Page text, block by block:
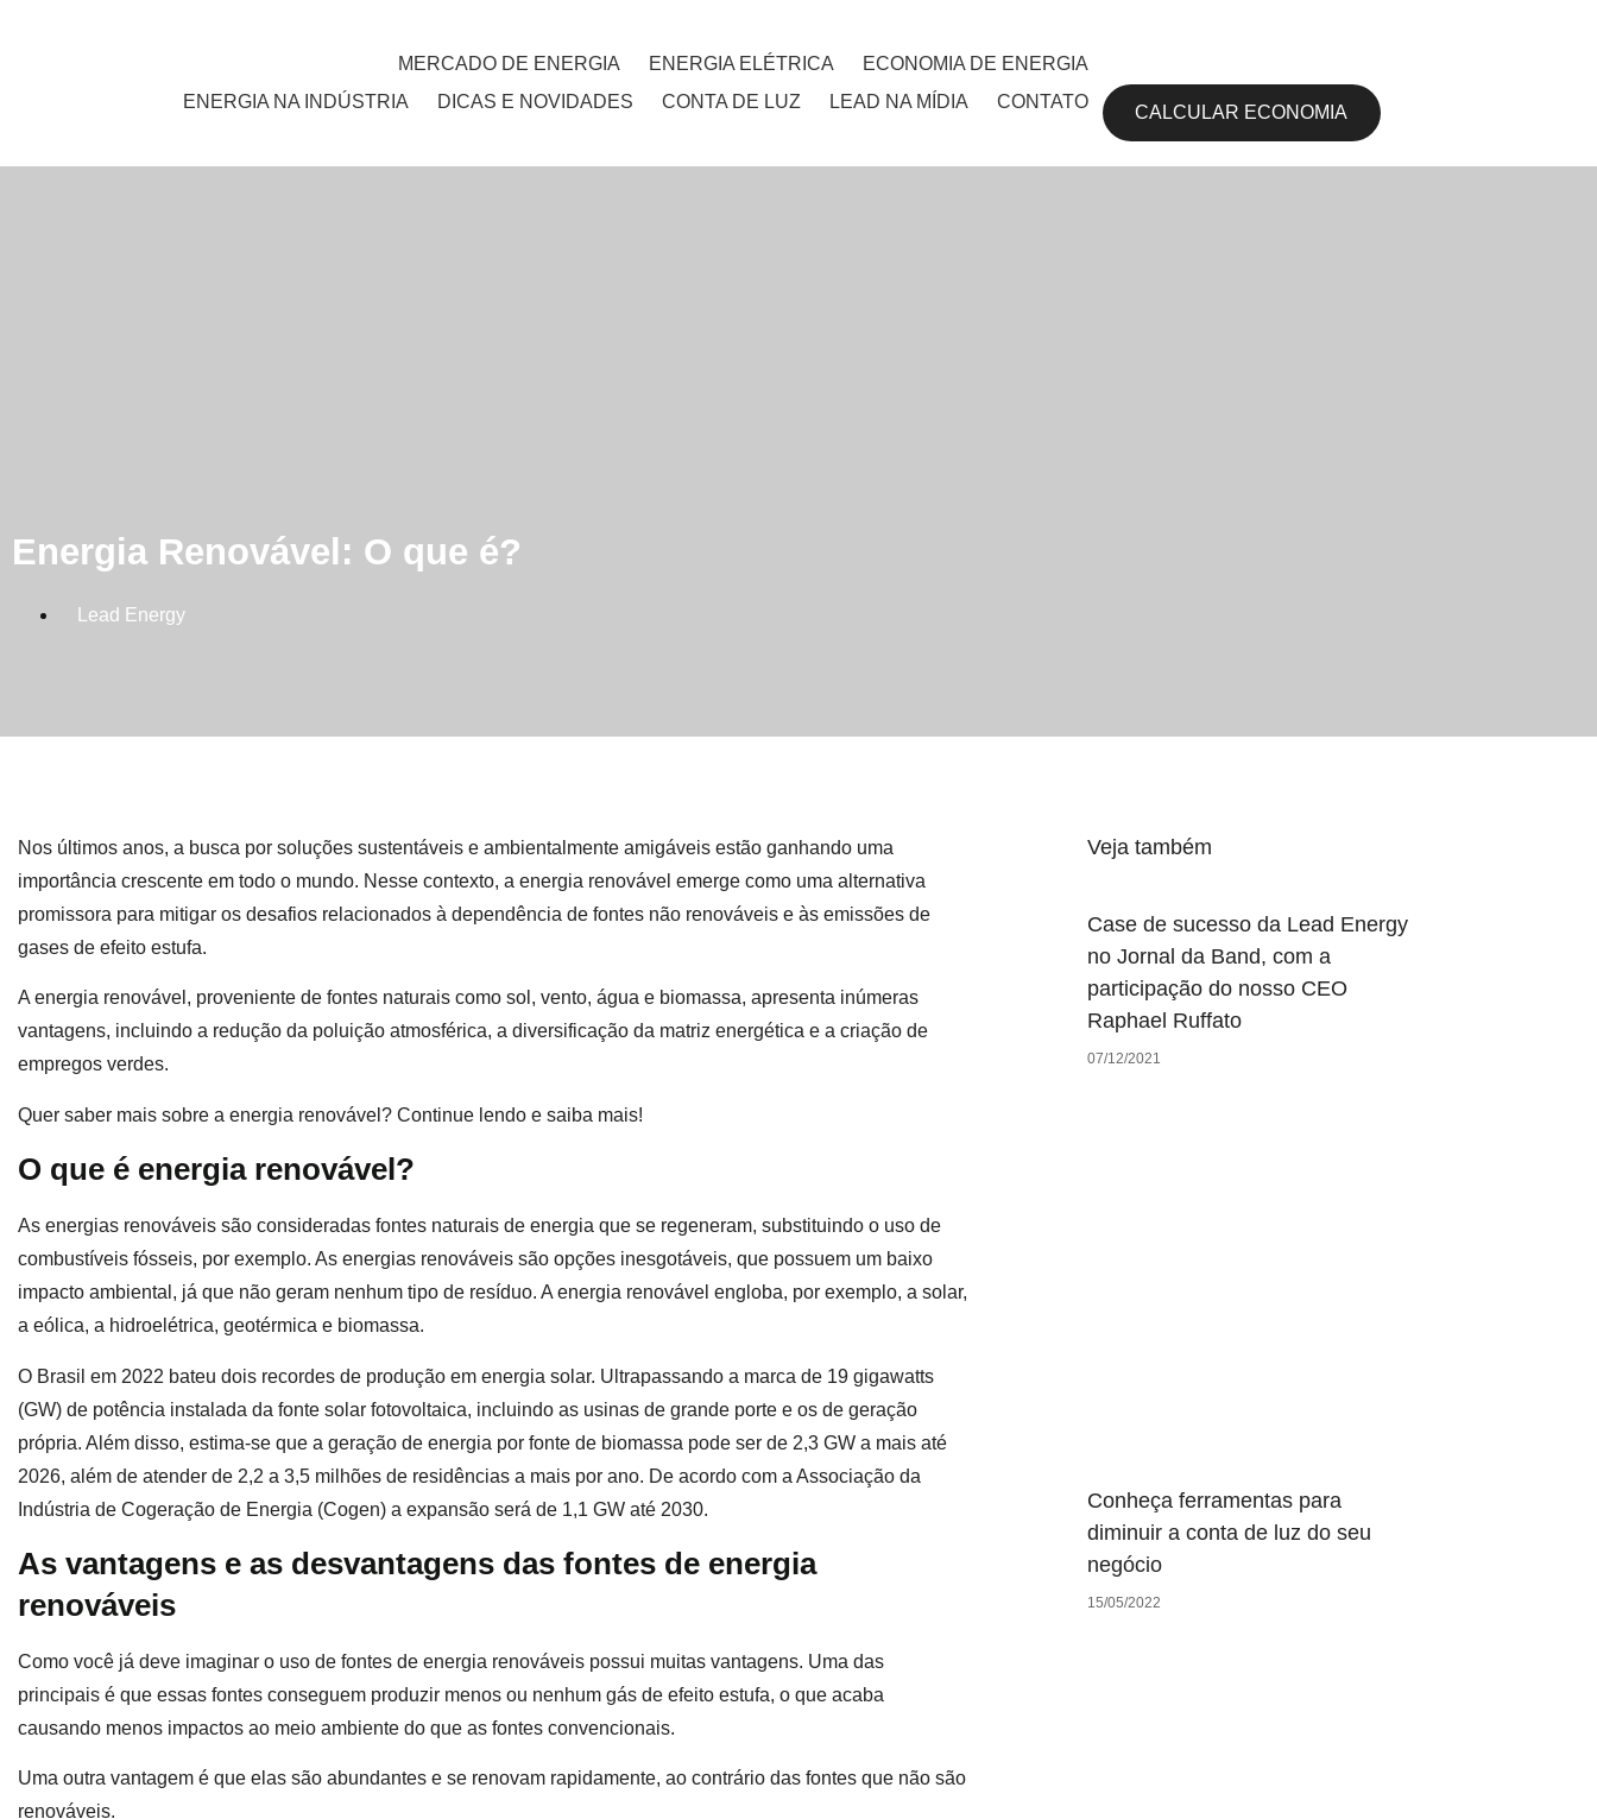
MERCADO DE ENERGIA ENERGIA ELÉTRICA
ECONOMIA DE ENERGIA
ENERGIA NA INDÚSTRIA
DICAS E NOVIDADES CONTA DE LUZ LEAD NA MÍDIA CONTATO
CALCULAR ECONOMIA
Energia Renovável: O que é?
Lead Energy
Nos últimos anos, a busca por soluções sustentáveis e ambientalmente amigáveis estão ganhando uma
importância crescente em todo o mundo. Nesse contexto, a energia renovável emerge como uma alternativa
promissora para mitigar os desafios relacionados à dependência de fontes não renováveis e às emissões de
gases de efeito estufa.
A energia renovável, proveniente de fontes naturais como sol, vento, água e biomassa, apresenta inúmeras
vantagens, incluindo a redução da poluição atmosférica, a diversificação da matriz energética e a criação de
empregos verdes.
Quer saber mais sobre a energia renovável? Continue lendo e saiba mais!
O que é energia renovável?
As energias renováveis são consideradas fontes naturais de energia que se regeneram, substituindo o uso de
combustíveis fósseis, por exemplo. As energias renováveis são opções inesgotáveis, que possuem um baixo
impacto ambiental, já que não geram nenhum tipo de resíduo. A energia renovável engloba, por exemplo, a solar,
a eólica, a hidroelétrica, geotérmica e biomassa.
O Brasil em 2022 bateu dois recordes de produção em energia solar. Ultrapassando a marca de 19 gigawatts
(GW) de potência instalada da fonte solar fotovoltaica, incluindo as usinas de grande porte e os de geração
própria. Além disso, estima-se que a geração de energia por fonte de biomassa pode ser de 2,3 GW a mais até
2026, além de atender de 2,2 a 3,5 milhões de residências a mais por ano. De acordo com a Associação da
Indústria de Cogeração de Energia (Cogen) a expansão será de 1,1 GW até 2030.
As vantagens e as desvantagens das fontes de energia
renováveis
Como você já deve imaginar o uso de fontes de energia renováveis possui muitas vantagens. Uma das
principais é que essas fontes conseguem produzir menos ou nenhum gás de efeito estufa, o que acaba
causando menos impactos ao meio ambiente do que as fontes convencionais.
Uma outra vantagem é que elas são abundantes e se renovam rapidamente, ao contrário das fontes que não são
renováveis.
Veja também
Case de sucesso da Lead Energy
no Jornal da Band, com a
participação do nosso CEO
Raphael Ruffato
07/12/2021
Conheça ferramentas para
diminuir a conta de luz do seu
negócio
15/05/2022